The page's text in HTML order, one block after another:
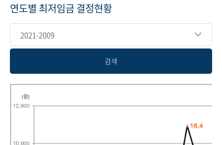
연도별 최저임금 결정현황
2021-2009
검색